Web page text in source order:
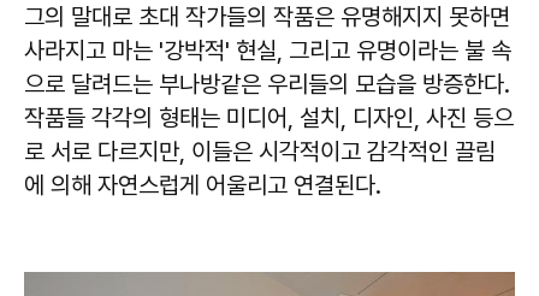
그의 말대로 초대 작가들의 작품은 유명해지지 못하면
사라지고 마는 '강박적' 현실, 그리고 유명이라는 불 속
으로 달려드는 부나방같은 우리들의 모습을 방증한다.
작품들 각각의 형태는 미디어, 설치, 디자인, 사진 등으
로 서로 다르지만, 이들은 시각적이고 감각적인 끌림
에 의해 자연스럽게 어울리고 연결된다.